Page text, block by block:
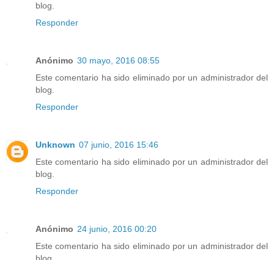
blog.
Responder
Anónimo 30 mayo, 2016 08:55
Este comentario ha sido eliminado por un administrador del
blog.
Responder
Unknown 07 junio, 2016 15:46
Este comentario ha sido eliminado por un administrador del
blog.
Responder
Anónimo 24 junio, 2016 00:20
Este comentario ha sido eliminado por un administrador del